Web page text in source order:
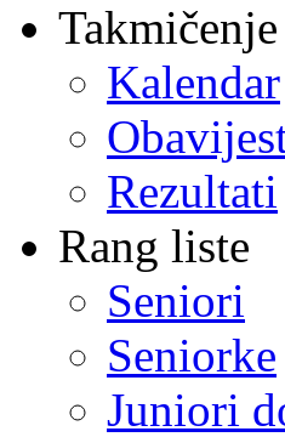
Takmičenje
Kalendar
Rezultati
Rang liste
Seniori
Seniorke
Juniori